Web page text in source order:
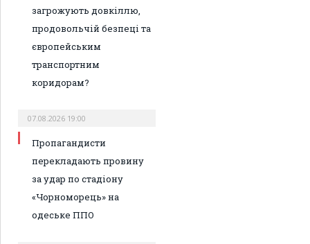
загрожують довкіллю,
продовольчій безпеці та
європейським
транспортним
коридорам?
07.08.2026 19:00
Пропагандисти
перекладають провину
за удар по стадіону
«Чорноморець» на
одеське ППО